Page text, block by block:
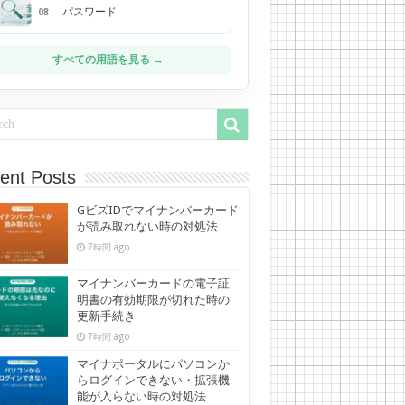
08 パスワード
すべての用語を見る →
Posts
GビズIDでマイナンバーカード
が読み取れない時の対処法
7時間 ago
マイナンバーカードの電子証
明書の有効期限が切れた時の
更新手続き
7時間 ago
マイナポータルにパソコンか
らログインできない・拡張機
能が入らない時の対処法